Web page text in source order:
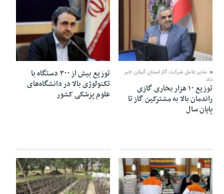
۲۱ مهر ۱۴۰۴
مدیر عامل شرکت گاز استان گیلان خبر
داد:
توزیع ۱۰ هزار بخاری گازی
راندمان بالا به مشترکین گاز تا
پایان سال
توزیع بیش از ۳۰۰ دستگاه با
تکنولوژی بالا در دانشگاه‌های
علوم پزشکی کشور